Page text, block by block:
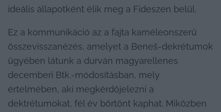
ideális állapotként élik meg a Fideszen belül.
Ez a kommunikáció az a fajta kaméleonszerű
összevisszanézés, amelyet a Beneš-dekrétumok
ügyében látunk a durván magyarellenes
decemberi Btk.-módosításban, mely
értelmében, aki megkérdőjelezni a
dektrétumokat, fél év börtönt kaphat. Miközben